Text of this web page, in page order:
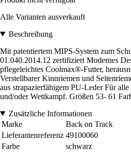
Alle Varianten ausverkauft
Beschreibung
Mit patentiertem MIPS-System zum
01.040.2014.12 zertifiziert Modernes
pflegeleichtes Coolmax®-Futter,
Verstellbarer Kinnriemen und
aus strapazierfähigem PU-Leder Für
und/oder Wettkampf. Größen 53- 61
Zusätzliche Informationen
Marke
Back on Track
Lieferantenreferenz 49100060
Farbe
schwarz